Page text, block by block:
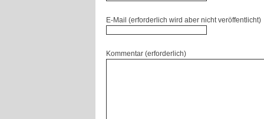
E-Mail (erforderlich wird aber nicht veröffentlicht)
Kommentar (erforderlich)